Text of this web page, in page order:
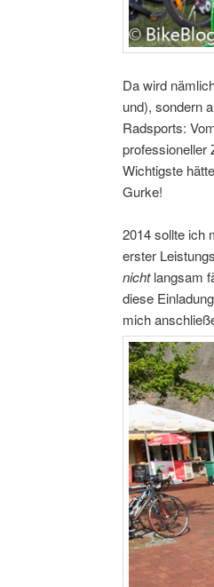
Da wird
und), sondern
Radsports:
professioneller
Wichtigste
Gurke!
2014 sollte ich
erster
nichtlangsam
diese
mich